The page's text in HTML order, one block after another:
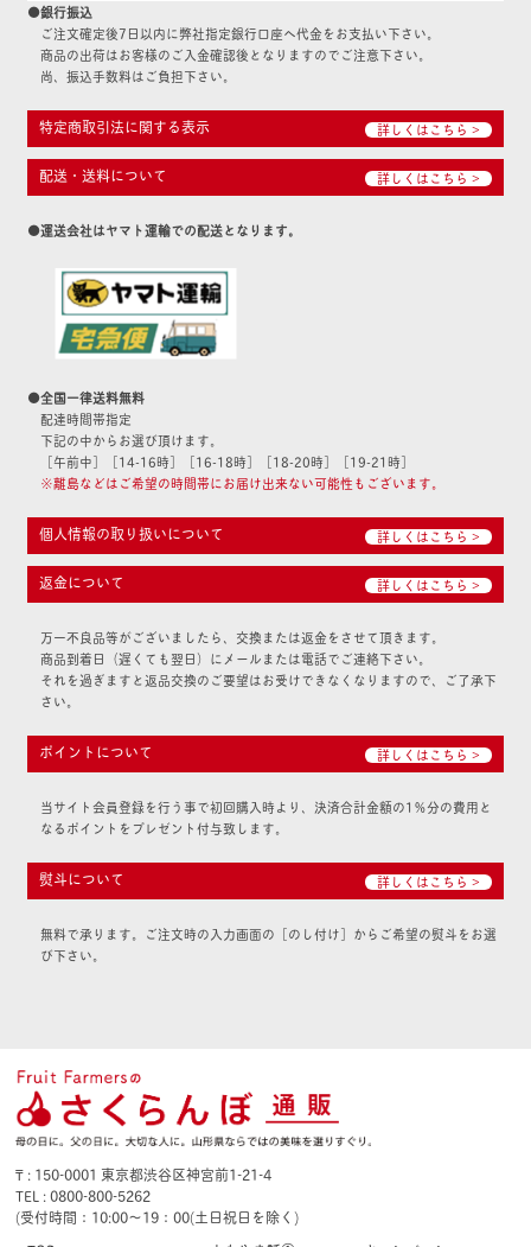
●銀行振込
ご注文確定後7日以内に弊社指定銀行口座へ代金をお支払い下さい。
商品の出荷はお客様のご入金確認後となりますのでご注意下さい。
尚、振込手数料はご負担下さい。
特定商取引法に関する表示 詳しくはこちら >
配送・送料について 詳しくはこちら >
●運送会社はヤマト運輸での配送となります。
●全国一律送料無料
配達時間帯指定
下記の中からお選び頂けます。
［午前中］［14-16時］［16-18時］［18-20時］［19-21時］
※離島などはご希望の時間帯にお届け出来ない可能性もございます。
個人情報の取り扱いについて 詳しくはこちら >
返金について 詳しくはこちら >
万一不良品等がございましたら、交換または返金をさせて頂きます。
商品到着日（遅くても翌日）にメールまたは電話でご連絡下さい。
それを過ぎますと返品交換のご要望はお受けできなくなりますので、ご了承下
さい。
ポイントについて 詳しくはこちら >
当サイト会員登録を行う事で初回購入時より、決済合計金額の1％分の費用と
なるポイントをプレゼント付与致します。
熨斗について 詳しくはこちら >
無料で承ります。ご注文時の入力画面の［のし付け］からご希望の熨斗をお選
び下さい。
₸ : 150-0001 東京都渋谷区神宮前1-21-4
TEL : 0800-800-5262
(受付時間：10:00〜19：00(土日祝日を除く)